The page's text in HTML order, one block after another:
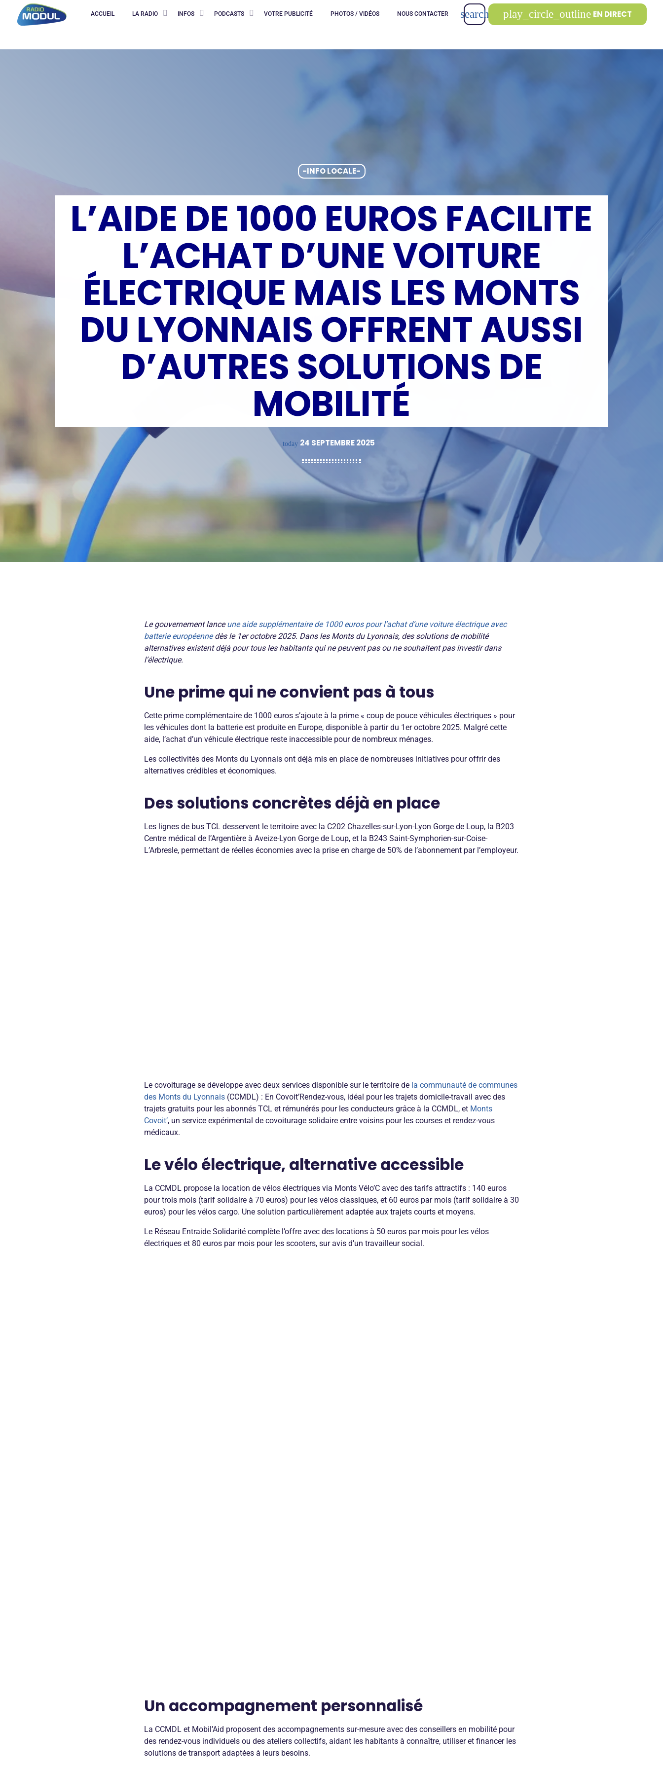
ACCUEIL LA RADIO INFOS PODCASTS VOTRE PUBLICITÉ PHOTOS / VIDÉOS NOUS CONTACTER search play_circle_outline EN DIRECT
-INFO LOCALE-
L’AIDE DE 1000 EUROS FACILITE
L’ACHAT D’UNE VOITURE
ÉLECTRIQUE MAIS LES MONTS
DU LYONNAIS OFFRENT AUSSI
D’AUTRES SOLUTIONS DE
MOBILITÉ
today 24 SEPTEMBRE 2025
Le gouvernement lanceune aide supplémentaire de 1000 euros pour l’achat d’une voiture électrique avec
batterie européennedès le 1er octobre 2025. Dans les Monts du Lyonnais, des solutions de mobilité
alternatives existent déjà pour tous les habitants qui ne peuvent pas ou ne souhaitent pas investir dans
l’électrique.
Une prime qui ne convient pas à tous
Cette prime complémentaire de 1000 euros s’ajoute à la prime « coup de pouce véhicules électriques » pour
les véhicules dont la batterie est produite en Europe, disponible à partir du 1er octobre 2025. Malgré cette
aide, l’achat d’un véhicule électrique reste inaccessible pour de nombreux ménages.
Les collectivités des Monts du Lyonnais ont déjà mis en place de nombreuses initiatives pour offrir des
alternatives crédibles et économiques.
Des solutions concrètes déjà en place
Les lignes de bus TCL desservent le territoire avec la C202 Chazelles-sur-Lyon-Lyon Gorge de Loup, la B203
Centre médical de l’Argentière à Aveize-Lyon Gorge de Loup, et la B243 Saint-Symphorien-sur-Coise-
L’Arbresle, permettant de réelles économies avec la prise en charge de 50% de l’abonnement par l’employeur.
Le covoiturage se développe avec deux services disponible sur le territoire de la communauté de communes
des Monts du Lyonnais (CCMDL) : En Covoit’Rendez-vous, idéal pour les trajets domicile-travail avec des
trajets gratuits pour les abonnés TCL et rémunérés pour les conducteurs grâce à la CCMDL, et Monts
Covoit’, un service expérimental de covoiturage solidaire entre voisins pour les courses et rendez-vous
médicaux.
Le vélo électrique, alternative accessible
La CCMDL propose la location de vélos électriques via Monts Vélo’C avec des tarifs attractifs : 140 euros
pour trois mois (tarif solidaire à 70 euros) pour les vélos classiques, et 60 euros par mois (tarif solidaire à 30
euros) pour les vélos cargo. Une solution particulièrement adaptée aux trajets courts et moyens.
Le Réseau Entraide Solidarité complète l’offre avec des locations à 50 euros par mois pour les vélos
électriques et 80 euros par mois pour les scooters, sur avis d’un travailleur social.
Un accompagnement personnalisé
La CCMDL et Mobil’Aid proposent des accompagnements sur-mesure avec des conseillers en mobilité pour
des rendez-vous individuels ou des ateliers collectifs, aidant les habitants à connaître, utiliser et financer les
solutions de transport adaptées à leurs besoins.